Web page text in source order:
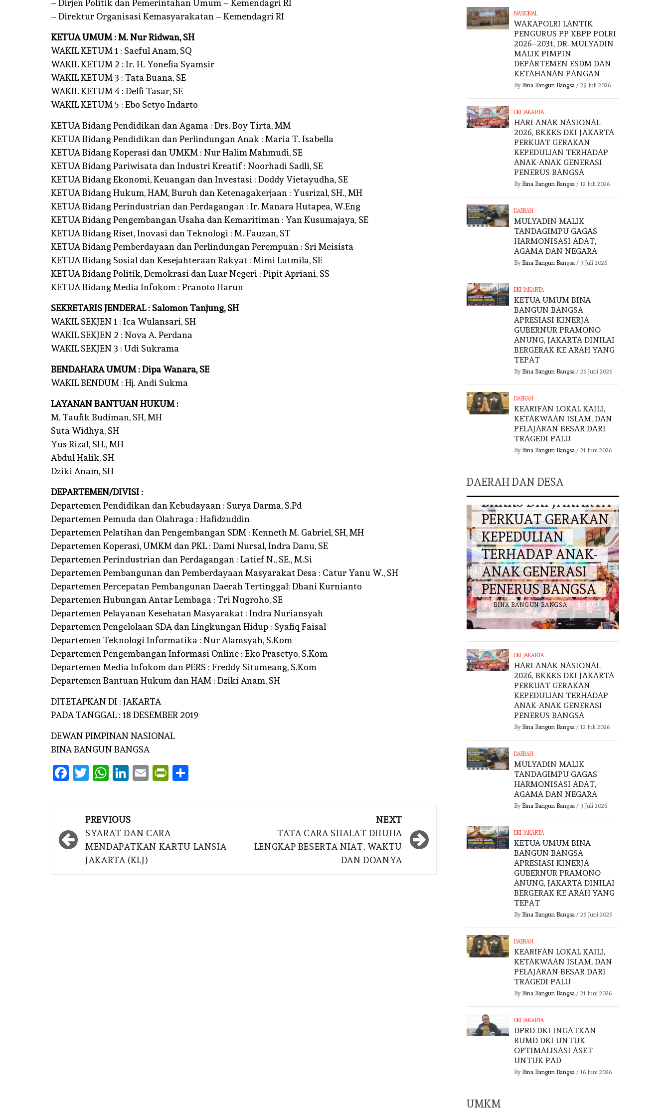
– Dirjen Politik dan Pemerintahan Umum – Kemendagri RI
– Direktur Organisasi Kemasyarakatan – Kemendagri RI
KETUA UMUM : M. Nur Ridwan, SH
WAKIL KETUM 1 : Saeful Anam, SQ
WAKIL KETUM 2 : Ir. H. Yonefia Syamsir
WAKIL KETUM 3 : Tata Buana, SE
WAKIL KETUM 4 : Delfi Tasar, SE
WAKIL KETUM 5 : Ebo Setyo Indarto
KETUA Bidang Pendidikan dan Agama : Drs. Boy Tirta, MM
KETUA Bidang Pendidikan dan Perlindungan Anak : Maria T. Isabella
KETUA Bidang Koperasi dan UMKM : Nur Halim Mahmudi, SE
KETUA Bidang Pariwisata dan Industri Kreatif : Noorhadi Sadli, SE
KETUA Bidang Ekonomi, Keuangan dan Investasi : Doddy Vietayudha, SE
KETUA Bidang Hukum, HAM, Buruh dan Ketenagakerjaan : Yusrizal, SH., MH
KETUA Bidang Perindustrian dan Perdagangan : Ir. Manara Hutapea, W.Eng
KETUA Bidang Pengembangan Usaha dan Kemaritiman : Yan Kusumajaya, SE
KETUA Bidang Riset, Inovasi dan Teknologi : M. Fauzan, ST
KETUA Bidang Pemberdayaan dan Perlindungan Perempuan : Sri Meisista
KETUA Bidang Sosial dan Kesejahteraan Rakyat : Mimi Lutmila, SE
KETUA Bidang Politik, Demokrasi dan Luar Negeri : Pipit Apriani, SS
KETUA Bidang Media Infokom : Pranoto Harun
SEKRETARIS JENDERAL : Salomon Tanjung, SH
WAKIL SEKJEN 1 : Ica Wulansari, SH
WAKIL SEKJEN 2 : Nova A. Perdana
WAKIL SEKJEN 3 : Udi Sukrama
BENDAHARA UMUM : Dipa Wanara, SE
WAKIL BENDUM : Hj. Andi Sukma
LAYANAN BANTUAN HUKUM :
M. Taufik Budiman, SH, MH
Suta Widhya, SH
Yus Rizal, SH., MH
Abdul Halik, SH
Dziki Anam, SH
DEPARTEMEN/DIVISI :
Departemen Pendidikan dan Kebudayaan : Surya Darma, S.Pd
Departemen Pemuda dan Olahraga : Hafidzuddin
Departemen Pelatihan dan Pengembangan SDM : Kenneth M. Gabriel, SH, MH
Departemen Koperasi, UMKM dan PKL : Dami Nursal, Indra Danu, SE
Departemen Perindustrian dan Perdagangan : Latief N., SE., M.Si
Departemen Pembangunan dan Pemberdayaan Masyarakat Desa : Catur Yanu W., SH
Departemen Percepatan Pembangunan Daerah Tertinggal: Dhani Kurnianto
Departemen Hubungan Antar Lembaga : Tri Nugroho, SE
Departemen Pelayanan Kesehatan Masyarakat : Indra Nuriansyah
Departemen Pengelolaan SDA dan Lingkungan Hidup : Syafiq Faisal
Departemen Teknologi Informatika : Nur Alamsyah, S.Kom
Departemen Pengembangan Informasi Online : Eko Prasetyo, S.Kom
Departemen Media Infokom dan PERS : Freddy Situmeang, S.Kom
Departemen Bantuan Hukum dan HAM : Dziki Anam, SH
DITETAPKAN DI : JAKARTA
PADA TANGGAL : 18 DESEMBER 2019
DEWAN PIMPINAN NASIONAL
BINA BANGUN BANGSA
Facebook
Twitter
WhatsApp
LinkedIn
EmailPrintFriendly
navigation
PREVIOUS
SYARAT DAN CARA
MENDAPATKAN KARTU LANSIA
JAKARTA (KLJ)
NEXT
TATA CARA SHALAT DHUHA
LENGKAP BESERTA NIAT, WAKTU
DAN DOANYA
NASIONAL
WAKAPOLRI LANTIK
PENGURUS PP KBPP POLRI
2026–2031, DR. MULYADIN
MALIK PIMPIN
DEPARTEMEN ESDM DAN
KETAHANAN PANGAN
By Bina Bangun Bangsa / 29 Juli 2026
DKI JAKARTA
HARI ANAK NASIONAL
2026, BKKKS DKI JAKARTA
PERKUAT GERAKAN
KEPEDULIAN TERHADAP
ANAK-ANAK GENERASI
PENERUS BANGSA
By Bina Bangun Bangsa / 12 Juli 2026
DAERAH
MULYADIN MALIK
TANDAGIMPU GAGAS
HARMONISASI ADAT,
AGAMA DAN NEGARA
By Bina Bangun Bangsa / 3 Juli 2026
DKI JAKARTA
KETUA UMUM BINA
BANGUN BANGSA
APRESIASI KINERJA
GUBERNUR PRAMONO
ANUNG, JAKARTA DINILAI
BERGERAK KE ARAH YANG
TEPAT
By Bina Bangun Bangsa / 26 Juni 2026
DAERAH
KEARIFAN LOKAL KAILI,
KETAKWAAN ISLAM, DAN
PELAJARAN BESAR DARI
TRAGEDI PALU
By Bina Bangun Bangsa / 21 Juni 2026
DAERAH DAN DESA
DPRD DKI
INGATKAN BUMD
DKI UNTUK
OPTIMALISASI ASET
UNTUK PAD
BY BINA BANGUN BANGSA /
16 JUNI
2026
KEPEDULIAN
ANAK GENERASI
PENERUS BANGSA
MULYADIN MALIK
TANDAGIMPU
GAGAS
HARMONISASI
ADAT, AGAMA DAN
NEGARA
BY BINA BANGUN BANGSA /
3 JULI
2026
DKI JAKARTA
HARI ANAK NASIONAL
2026, BKKKS DKI JAKARTA
PERKUAT GERAKAN
KEPEDULIAN TERHADAP
ANAK-ANAK GENERASI
PENERUS BANGSA
By Bina Bangun Bangsa / 12 Juli 2026
DAERAH
MULYADIN MALIK
TANDAGIMPU GAGAS
HARMONISASI ADAT,
AGAMA DAN NEGARA
By Bina Bangun Bangsa / 3 Juli 2026
DKI JAKARTA
KETUA UMUM BINA
BANGUN BANGSA
APRESIASI KINERJA
GUBERNUR PRAMONO
ANUNG, JAKARTA DINILAI
BERGERAK KE ARAH YANG
TEPAT
By Bina Bangun Bangsa / 26 Juni 2026
DAERAH
KEARIFAN LOKAL KAILI,
KETAKWAAN ISLAM, DAN
PELAJARAN BESAR DARI
TRAGEDI PALU
By Bina Bangun Bangsa / 21 Juni 2026
DKI JAKARTA
DPRD DKI INGATKAN
BUMD DKI UNTUK
OPTIMALISASI ASET
UNTUK PAD
By Bina Bangun Bangsa / 16 Juni 2026
UMKM
KEMENTERIAN